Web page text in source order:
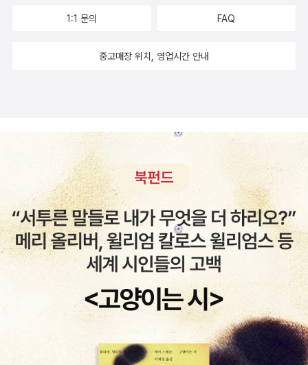
책을 읽어 주는 방법과 언제까지 읽어 주는 것이 좋다라는 이야기도
그것에 대해서는 나도 동감은 하지만, 과연 할 수 있을까 싶기도 하다.
도 부모와의 관계가 아주 좋을테니.. 그런 가정이라면 아이와 부모와
의 대화도 많이 하겠지. 나도 우리 아이들이 클 때까지 책을 읽어 주면
좋겠다.부모코칭 코칭의 중요성과 함께 부모가 자녀에게 코칭하는 법
에 대해 이야기 해 놓았다. 알아두면 유용하겠으나, 자주 읽지 않으면
실천하기는 어려울 듯.. ^^ (아~~~! 좋은 부모 되기는 정말 어렵다..
--;)EBS 60분 부모 회사 도서관에서 내가 빌리지도 않았는데, 어찌
하다 대출이 되어 읽게 된 책이다. 예약자도 많은데, 무엇인가 오류로
내가 제일 먼저 읽게 되었고, 왠 횡재냐 싶어 담당자에게 신고도 하지
않고읽고 반납한 책이다. 오랜만에 무척 유익하게 읽은 책 중에 하나
다. 애 키우는 부모들이면 읽어 보면 좋을 것 같다. 가장 인상 깊은 부
분은 아이의 발달 과정을 이해하고, 그 발달 과정에 맞게 아이에게 학
습을 하게 하자는 내용이었다. 요즘 부모들은 아이들에게 그 발달과
1:1 문의 FAQ
중고매장 위치, 영업시간 안내